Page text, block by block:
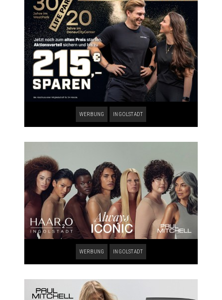
WERBUNG INGOLSTADT
WERBUNG INGOLSTADT